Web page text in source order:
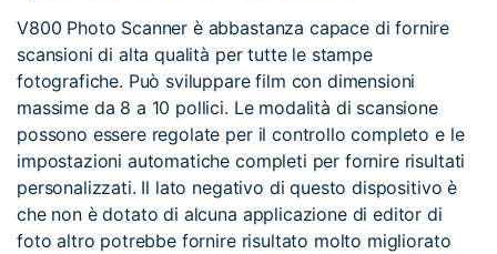
V800 Photo Scanner è abbastanza capace di fornire
scansioni di alta qualità per tutte le stampe
fotografiche. Può sviluppare film con dimensioni
massime da 8 a 10 pollici. Le modalità di scansione
possono essere regolate per il controllo completo e le
impostazioni automatiche completi per fornire risultati
personalizzati. Il lato negativo di questo dispositivo è
che non è dotato di alcuna applicazione di editor di
foto altro potrebbe fornire risultato molto migliorato